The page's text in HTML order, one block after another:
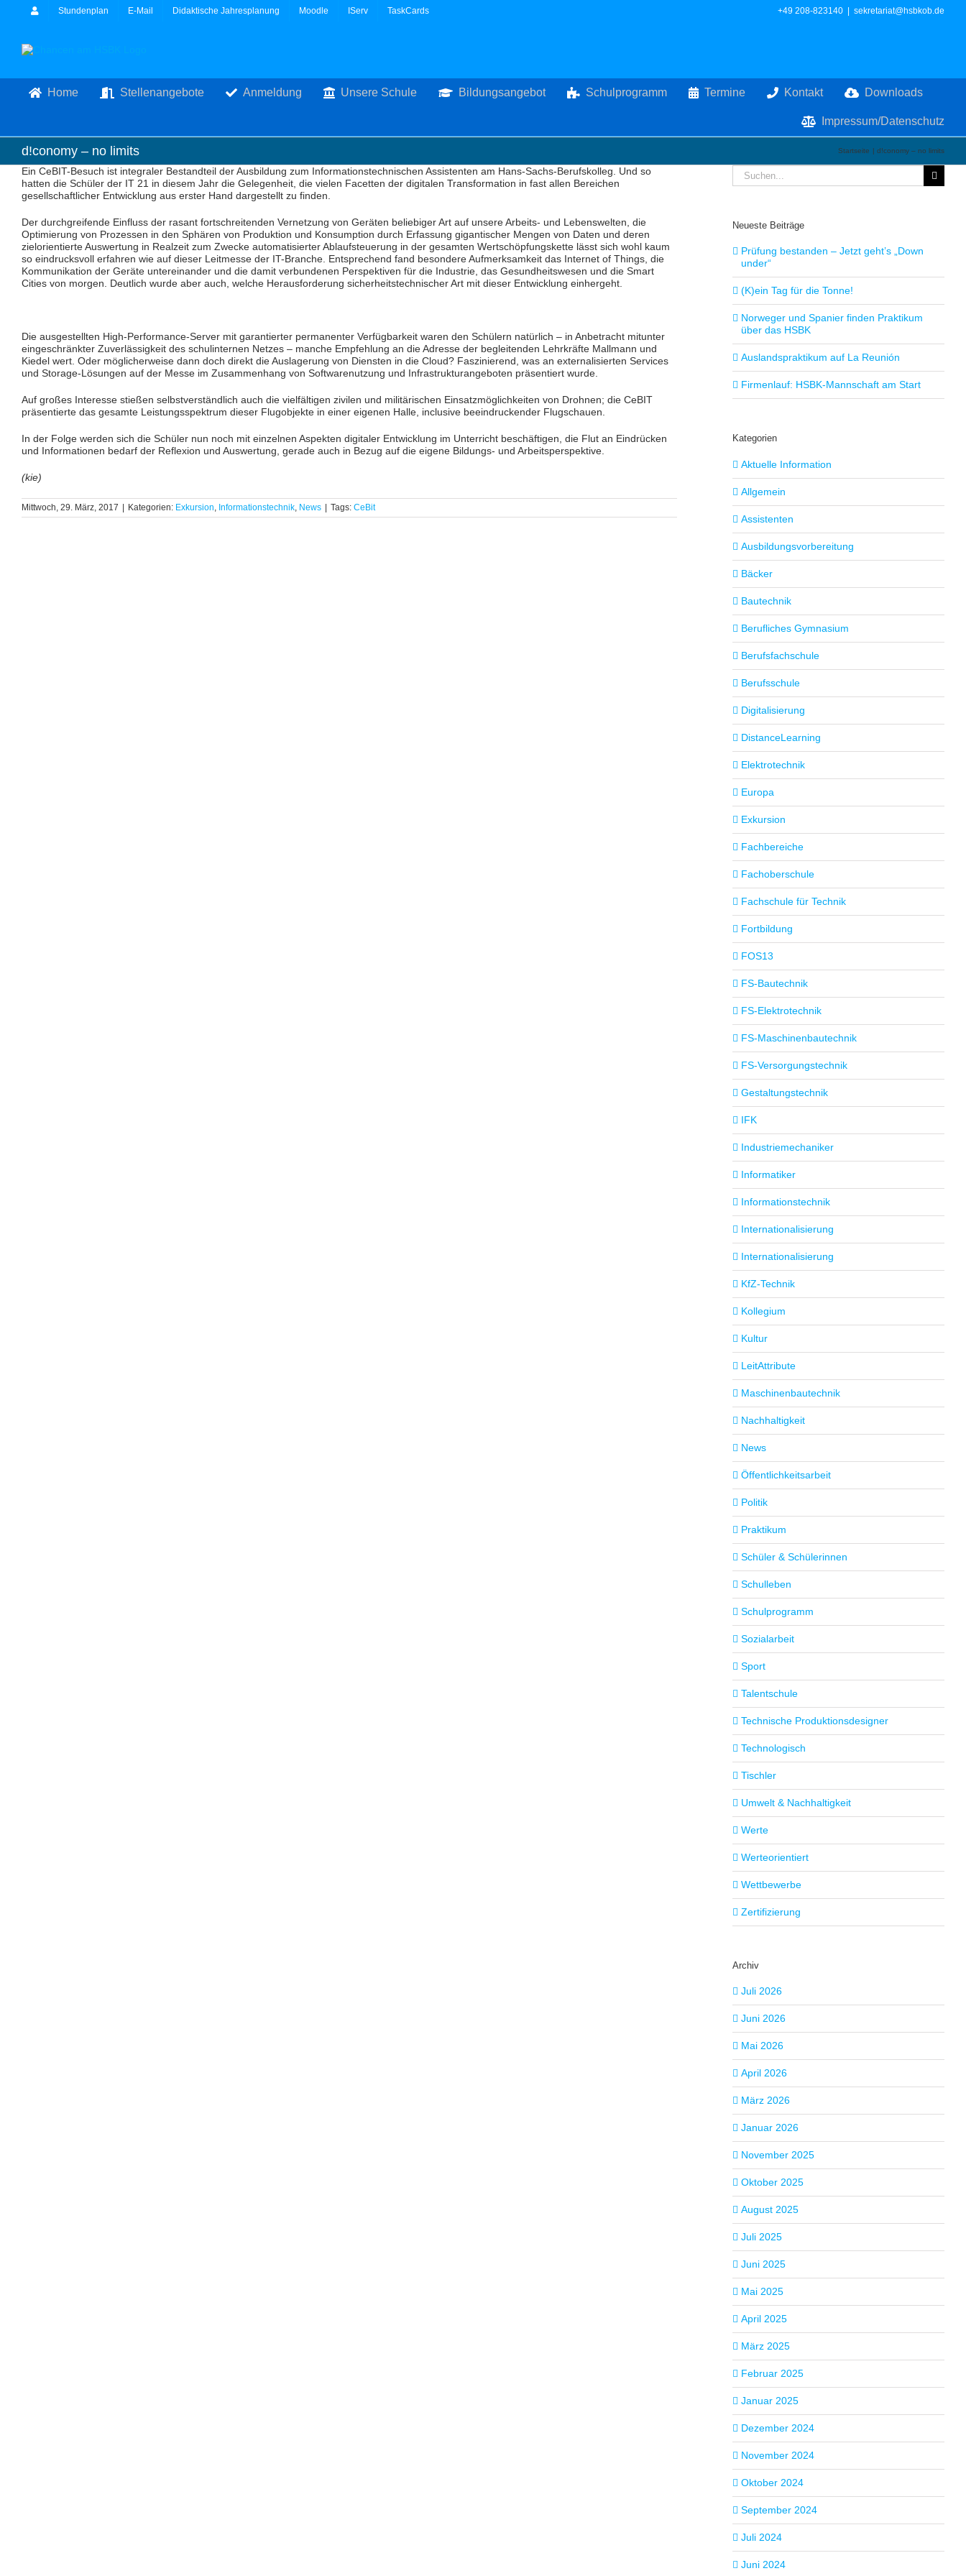
Stundenplan E-Mail Didaktische Jahresplanung Moodle IServ TaskCards +49 208-823140 sekretariat@hsbkob.de
Home Stellenangebote Anmeldung Unsere Schule Bildungsangebot Schulprogramm Termine Kontakt Downloads
Impressum/Datenschutz
d!conomy – no limits Startseite d!conomy – no limits
Ein CeBIT-Besuch ist integraler Bestandteil der Ausbildung zum Informationstechnischen Assistenten am Hans-Sachs-Berufskolleg. Und so
hatten die Schüler der IT 21 in diesem Jahr die Gelegenheit, die vielen Facetten der digitalen Transformation in fast allen Bereichen
gesellschaftlicher Entwicklung aus erster Hand dargestellt zu finden.
Der durchgreifende Einfluss der rasant fortschreitenden Vernetzung von Geräten beliebiger Art auf unsere Arbeits- und Lebenswelten, die
Optimierung von Prozessen in den Sphären von Produktion und Konsumption durch Erfassung gigantischer Mengen von Daten und deren
zielorientierte Auswertung in Realzeit zum Zwecke automatisierter Ablaufsteuerung in der gesamten Wertschöpfungskette lässt sich wohl kaum
so eindrucksvoll erfahren wie auf dieser Leitmesse der IT-Branche. Entsprechend fand besondere Aufmerksamkeit das Internet of Things, die
Kommunikation der Geräte untereinander und die damit verbundenen Perspektiven für die Industrie, das Gesundheitswesen und die Smart
Cities von morgen. Deutlich wurde aber auch, welche Herausforderung sicherheitstechnischer Art mit dieser Entwicklung einhergeht.
Die ausgestellten High-Performance-Server mit garantierter permanenter Verfügbarkeit waren den Schülern natürlich – in Anbetracht mitunter
eingeschränkter Zuverlässigkeit des schulinternen Netzes – manche Empfehlung an die Adresse der begleitenden Lehrkräfte Mallmann und
Kiedel wert. Oder möglicherweise dann doch direkt die Auslagerung von Diensten in die Cloud? Faszinierend, was an externalisierten Services
und Storage-Lösungen auf der Messe im Zusammenhang von Softwarenutzung und Infrastrukturangeboten präsentiert wurde.
Auf großes Interesse stießen selbstverständlich auch die vielfältigen zivilen und militärischen Einsatzmöglichkeiten von Drohnen; die CeBIT
präsentierte das gesamte Leistungsspektrum dieser Flugobjekte in einer eigenen Halle, inclusive beeindruckender Flugschauen.
In der Folge werden sich die Schüler nun noch mit einzelnen Aspekten digitaler Entwicklung im Unterricht beschäftigen, die Flut an Eindrücken
und Informationen bedarf der Reflexion und Auswertung, gerade auch in Bezug auf die eigene Bildungs- und Arbeitsperspektive.
(kie)
Mittwoch, 29. März, 2017 Kategorien: Exkursion, Informationstechnik, News Tags: CeBit
Suche
nach:
Neueste Beiträge
Prüfung bestanden – Jetzt geht’s „Down
under“
(K)ein Tag für die Tonne!
Norweger und Spanier finden Praktikum
über das HSBK
Auslandspraktikum auf La Reunión
Firmenlauf: HSBK-Mannschaft am Start
Kategorien
Aktuelle Information
Allgemein
Assistenten
Ausbildungsvorbereitung
Bäcker
Bautechnik
Berufliches Gymnasium
Berufsfachschule
Berufsschule
Digitalisierung
DistanceLearning
Elektrotechnik
Europa
Exkursion
Fachbereiche
Fachoberschule
Fachschule für Technik
Fortbildung
FOS13
FS-Bautechnik
FS-Elektrotechnik
FS-Maschinenbautechnik
FS-Versorgungstechnik
Gestaltungstechnik
IFK
Industriemechaniker
Informatiker
Informationstechnik
Internationalisierung
Internationalisierung
KfZ-Technik
Kollegium
Kultur
LeitAttribute
Maschinenbautechnik
Nachhaltigkeit
News
Öffentlichkeitsarbeit
Politik
Praktikum
Schüler & Schülerinnen
Schulleben
Schulprogramm
Sozialarbeit
Sport
Talentschule
Technische Produktionsdesigner
Technologisch
Tischler
Umwelt & Nachhaltigkeit
Werte
Werteorientiert
Wettbewerbe
Zertifizierung
Archiv
Juli 2026
Juni 2026
Mai 2026
April 2026
März 2026
Januar 2026
November 2025
Oktober 2025
August 2025
Juli 2025
Juni 2025
Mai 2025
April 2025
März 2025
Februar 2025
Januar 2025
Dezember 2024
November 2024
Oktober 2024
September 2024
Juli 2024
Juni 2024